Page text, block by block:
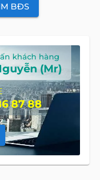
BĐS
khách hàng
(Mr)
87 88